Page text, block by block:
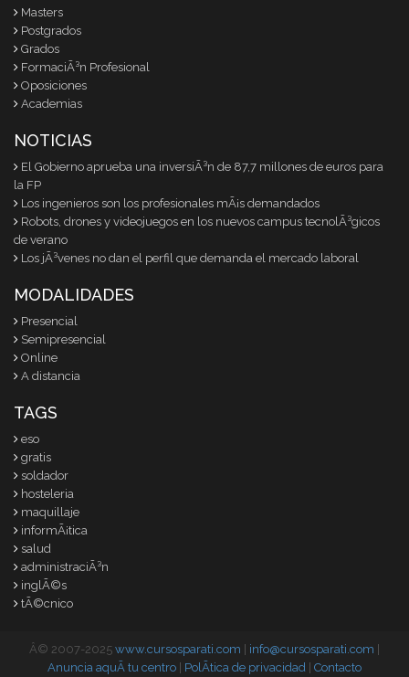
Masters
Postgrados
Grados
FormaciÃ³n Profesional
Oposiciones
Academias
NOTICIAS
El Gobierno aprueba una inversiÃ³n de 87,7 millones de euros para
la FP
Los ingenieros son los profesionales mÃ¡s demandados
Robots, drones y videojuegos en los nuevos campus tecnolÃ³gicos
de verano
Los jÃ³venes no dan el perfil que demanda el mercado laboral
MODALIDADES
Presencial
Semipresencial
Online
A distancia
TAGS
eso
gratis
soldador
hosteleria
maquillaje
informÃ¡tica
salud
administraciÃ³n
inglÃ©s
tÃ©cnico
Â© 2007-2025 www.cursosparati.com info@cursosparati.com
Anuncia aquÃ­ tu centro
PolÃ­tica de privacidad Contacto